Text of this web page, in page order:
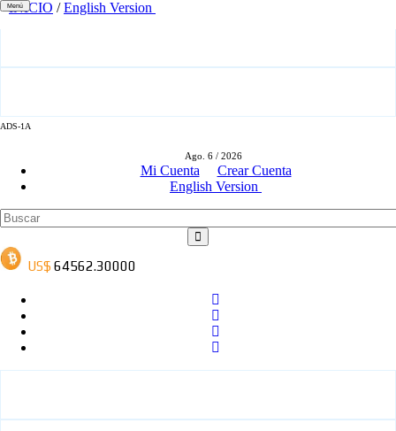
ADS-1A
Ago. 6 / 2026
Mi Cuenta
Crear Cuenta
English Version
Menú
INICIO /English Version
ADS-3B